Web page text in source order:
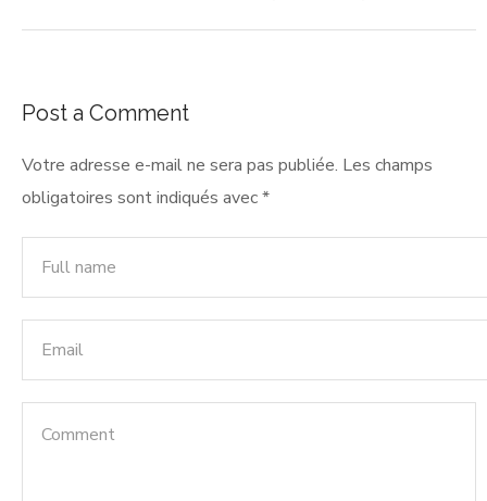
Post a Comment
Votre adresse e-mail ne sera pas publiée. Les champs
obligatoires sont indiqués avec*